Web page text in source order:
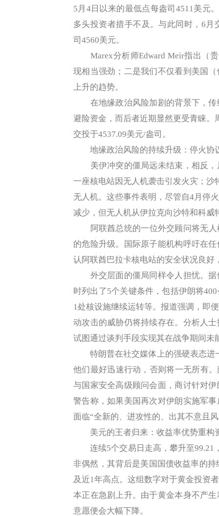
5月4日以来的最低点每盎司4511美元
多头投资者措手不及。与此同时，6月
司4560美元。
Marex分析师Edward Meir指出（贵
现相当强劲；二是我们不仅看到美国
上升的趋势。
在地缘政治风险加剧的背景下，传
避险资金，而后者近期显然更受青睐
交投于4537.09美元/盎司。
地缘政治风险的持续升级：停火协
美伊冲突的僵局远未结束，相反，
一座核电站因无人机袭击引发火灾；
无人机。这些事件表明，尽管自4月停
减少，但无人机从伊拉克向沙特和科
阿联酋总统的一位外交顾问将无人
的危险升级。国际原子能机构呼吁在
认阿联酋巴拉卡核电站的安全状况良好
外交层面的僵局同样令人担忧。据
时列出了5个关键条件，包括伊朗将
1处核设施继续运转等。报道强调，即
动攻击的威胁仍将持续存在。分析人
试图通过谈判手段实现其在战争期间未
特朗普在社交媒体上的强硬表态进
他们最好迅速行动，否则将一无所有
与国家安全高级顾问会面，商讨针对
警告称，如果美国再次对伊朗实施军
面临“全新的、进攻性的、出其不意且
美元的王者归来：收益率优势重构
连续5个交易日走高，攀升至99.21
非偶然，其背后是美国国债收益率的
及近1年高点。这组数字对于黄金投资
本正在急剧上升。由于黄金本身不产
意愿便会大幅下降。